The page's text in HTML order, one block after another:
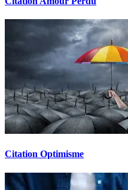
Citation Optimisme